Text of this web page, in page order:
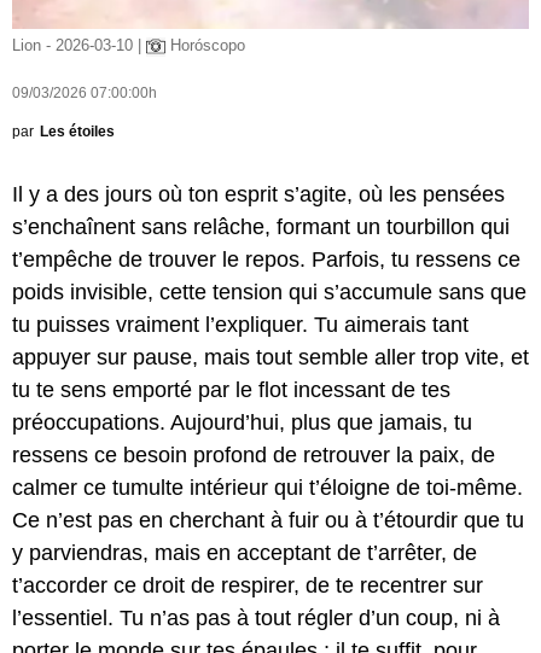
Lion - 2026-03-10 | Horóscopo
09/03/2026 07:00:00h
par Les étoiles
Il y a des jours où ton esprit s’agite, où les pensées
s’enchaînent sans relâche, formant un tourbillon qui
t’empêche de trouver le repos. Parfois, tu ressens ce
poids invisible, cette tension qui s’accumule sans que
tu puisses vraiment l’expliquer. Tu aimerais tant
appuyer sur pause, mais tout semble aller trop vite, et
tu te sens emporté par le flot incessant de tes
préoccupations. Aujourd’hui, plus que jamais, tu
ressens ce besoin profond de retrouver la paix, de
calmer ce tumulte intérieur qui t’éloigne de toi-même.
Ce n’est pas en cherchant à fuir ou à t’étourdir que tu
y parviendras, mais en acceptant de t’arrêter, de
t’accorder ce droit de respirer, de te recentrer sur
l’essentiel. Tu n’as pas à tout régler d’un coup, ni à